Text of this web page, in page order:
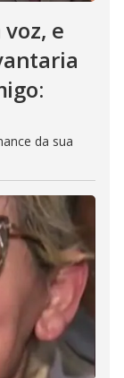
e
da sua